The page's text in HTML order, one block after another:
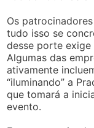
Os
tudo isso se
desse porte exige
Algumas das
ativamente
“iluminando” a
que tomará a
evento.